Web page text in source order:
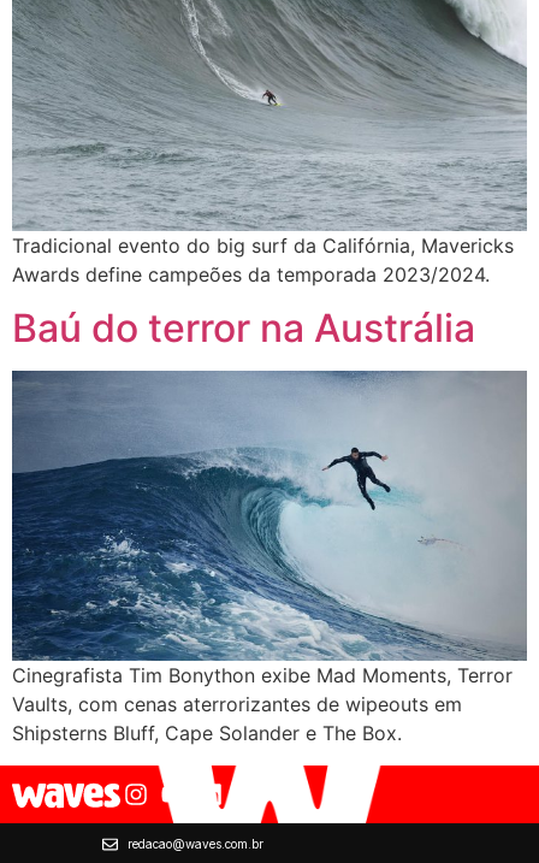
Tradicional evento do big surf da Califórnia, Mavericks
Awards define campeões da temporada 2023/2024.
Baú do terror na Austrália
Cinegrafista Tim Bonython exibe Mad Moments, Terror
Vaults, com cenas aterrorizantes de wipeouts em
Shipsterns Bluff, Cape Solander e The Box.
redacao@waves.com.br